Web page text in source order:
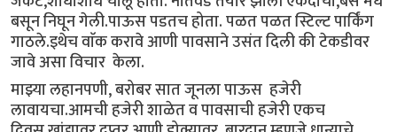
बसून निघून गेली.पाऊस पडतच होता. पळत पळत स्टिल्ट पार्किंग
गाठले.इथेच वाॅक करावे आणी पावसाने उसंत दिली की टेकडीवर
जावे असा विचार केला.
माझ्या लहानपणी, बरोबर सात जूनला पाऊस हजेरी
लावायचा.आमची हजेरी शाळेत व पावसाची हजेरी एकच